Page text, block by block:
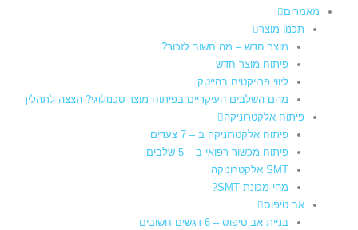
מאמרים
תכנון מוצר
מוצר חדש – מה חשוב לזכור?
פיתוח מוצר חדש
ליווי פרויקטים בהייטק
מהם השלבים העיקריים בפיתוח מוצר טכנולוגי? הצצה לתהליך
פיתוח אלקטרוניקה
פיתוח אלקטרוניקה ב – 7 צעדים
פיתוח מכשור רפואי ב – 5 שלבים
SMT אלקטרוניקה
מהי מכונת SMT?
אב טיפוס
בניית אב טיפוס – 6 דגשים חשובים